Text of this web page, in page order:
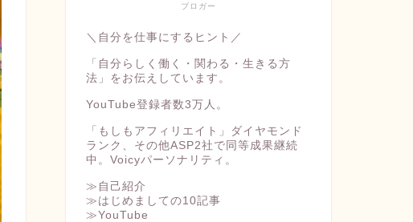
ブロガー
＼自分を仕事にするヒント／
「自分らしく働く・関わる・生きる方
法」をお伝えしています。
YouTube登録者数3万人。
「もしもアフィリエイト」ダイヤモンド
ランク、その他ASP2社で同等成果継続
中。Voicyパーソナリティ。
≫自己紹介
≫はじめましての10記事
≫YouTube